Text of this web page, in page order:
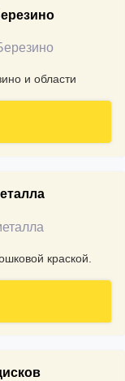
и области
краской.